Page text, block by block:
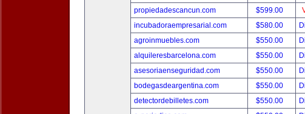
propiedadescancun.com
$599.00
incubadoraempresarial.com
$580.00
agroinmuebles.com
$550.00
alquileresbarcelona.com
$550.00
asesoriaenseguridad.com
$550.00
bodegasdeargentina.com
$550.00
detectordebilletes.com
$550.00